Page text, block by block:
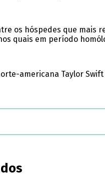
os hóspedes que mais
quais em período
americana Taylor